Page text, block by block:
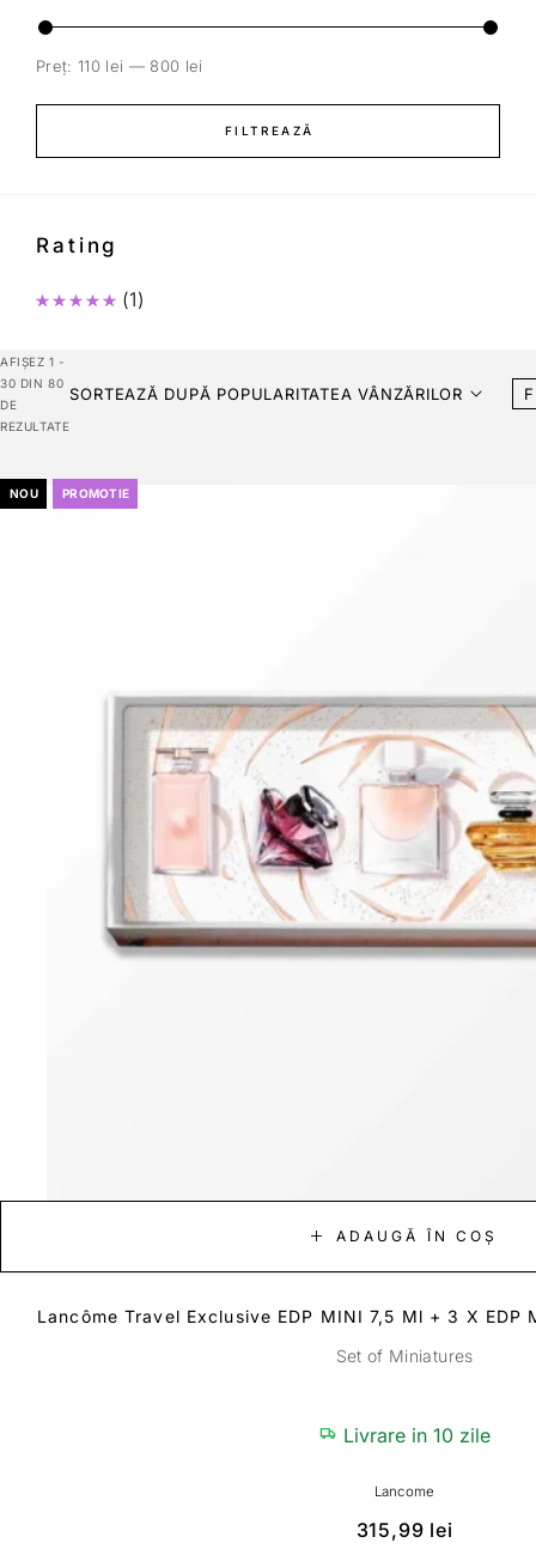
FILTREAZĂ
Preț: 110 lei — 800 lei
Rating
Evaluat la
(1)
AFIȘEZ 1 -
30 DIN 80
DE
REZULTATE
SORTEAZĂ DUPĂ POPULARITATEA VÂNZĂRILOR
NOU PROMOTIE
ADAUGĂ ÎN COȘ
Lancôme Travel Exclusive EDP MINI 7,5 Ml + 3 X EDP
Set of Miniatures
Livrare in 10 zile
Lancome
315,99 lei